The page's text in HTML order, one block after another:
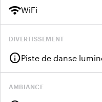
wifiWiFi
DIVERTISSEMENT
infoPiste de danse
AMBIANCE